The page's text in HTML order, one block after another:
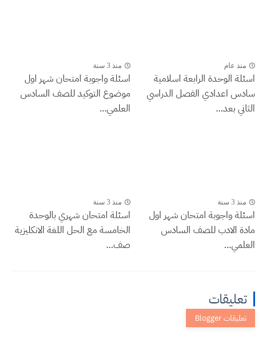
منذ عام
اسئلة الوحدة الرابعة اسلامية
سادس اعدادي الفصل الدراسي
الثاني بعد...
منذ 3 سنة
اسئلة واجوبة امتحان شهر اول
موضوع التوكيد للصف السادس
العلمي...
منذ 3 سنة
اسئلة واجوبة امتحان شهر اول
مادة الادب للصف السادس
العلمي...
منذ 3 سنة
اسئلة امتحان شهري بالوحدة
الخامسة مع الحل اللغة الانكليزية
صف...
تعليقات